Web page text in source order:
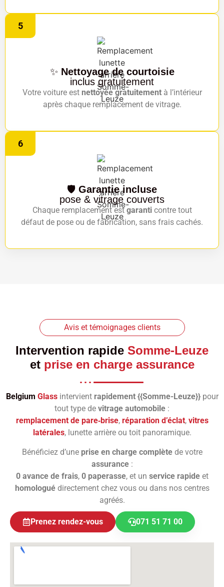
5
✨ Nettoyage de courtoisie
inclus gratuitement
Votre voiture est nettoyée gratuitementà l’intérieur
après chaque remplacement de vitrage.
6
🛡️ Garantie incluse
pose & vitrage couverts
Chaque remplacement estgaranticontre tout
défaut de pose ou de fabrication, sans frais cachés.
Avis et témoignages clients
Intervention rapide Somme-Leuze
et prise en charge assurance
Belgium Glassintervient rapidement {{Somme-Leuze}}pour
tout type de vitrage automobile :
remplacement de pare‑brise, réparation d’éclat, vitres
latérales, lunette arrière ou toit panoramique.
Bénéficiez d’une prise en charge complètede votre
assurance:
0 avance de frais, 0 paperasse, et un service rapideet
homologuédirectement chez vous ou dans nos centres
agréés.
Prenez rendez-vous 071 51 71 00